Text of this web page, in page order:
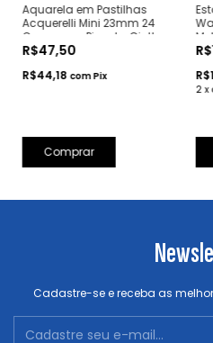
Aquarela em Pastilhas
Acquerelli Mini 23mm 24
Cores com Pincel - Giotto
R$47,50
R$44,18 comPix
2 x
Cadastre-se e receba as